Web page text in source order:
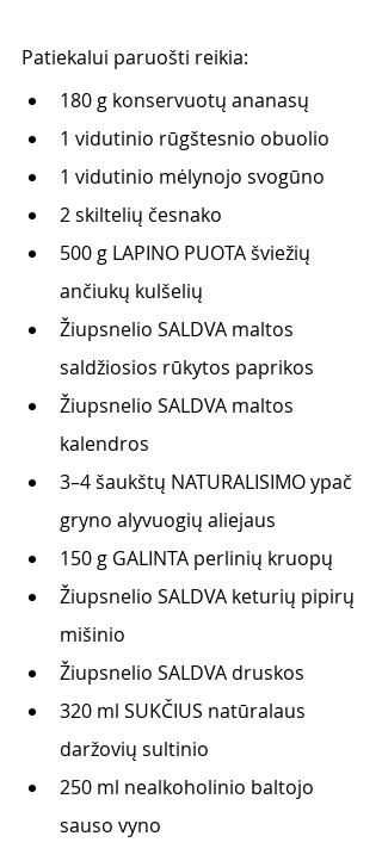
Patiekalui paruošti reikia:
180 g konservuotų ananasų
1 vidutinio rūgštesnio obuolio
1 vidutinio mėlynojo svogūno
2 skiltelių česnako
500 g LAPINO PUOTA šviežių
ančiukų kulšelių
Žiupsnelio SALDVA maltos
saldžiosios rūkytos paprikos
Žiupsnelio SALDVA maltos
kalendros
3–4 šaukštų NATURALISIMO ypač
gryno alyvuogių aliejaus
150 g GALINTA perlinių kruopų
Žiupsnelio SALDVA keturių pipirų
mišinio
Žiupsnelio SALDVA druskos
320 ml SUKČIUS natūralaus
daržovių sultinio
250 ml nealkoholinio baltojo
sauso vyno